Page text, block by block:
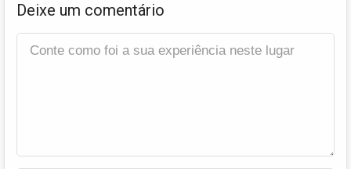
Deixe um comentário